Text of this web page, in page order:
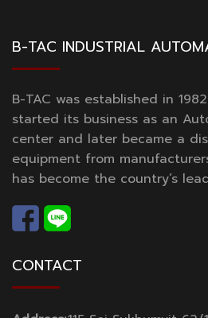
B-TAC INDUSTRIAL
B-TAC was established in
started its business as an
center and later became a
equipment from
has become the country’s
CONTACT